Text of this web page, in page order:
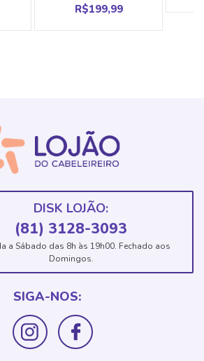
R$199,99
DISK LOJÃO:
(81) 3128-3093
a Sábado das 8h às 19h00. Fechado aos
Domingos.
SIGA-NOS: